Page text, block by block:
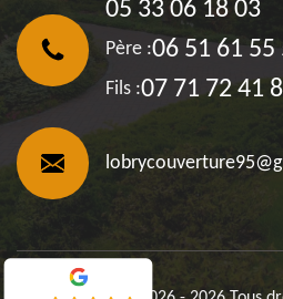
05 33 06 18 03
Père :06 51 61 55
Fils :07 71 72 41